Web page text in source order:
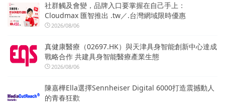
社群觸及會變，品牌入口要掌握在自己手上：
Cloudmax 匯智推出 .tw／.台灣網域限時優惠
2026/08/06
真健康醫療（02697.HK）與天津具身智能創新中心達成
戰略合作 共建具身智能醫療產業生態
2026/08/06
陳嘉樺Ella選擇Sennheiser Digital 6000打造震撼動人
的青春狂歡